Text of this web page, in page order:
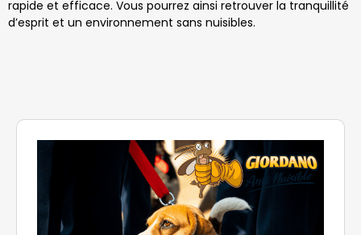
rapide et efficace. Vous pourrez ainsi retrouver la tranquillité
d’esprit et un environnement sans nuisibles.